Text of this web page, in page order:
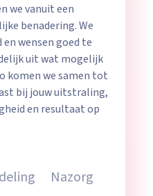
we vanuit een
benadering. We
wensen goed te
uit wat mogelijk
komen we samen tot
bij jouw uitstraling,
en resultaat op
Nazorg